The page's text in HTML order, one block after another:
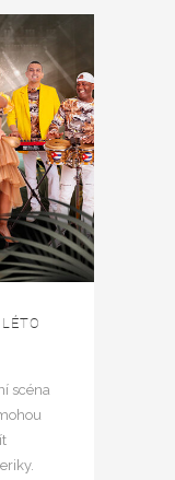
scéna